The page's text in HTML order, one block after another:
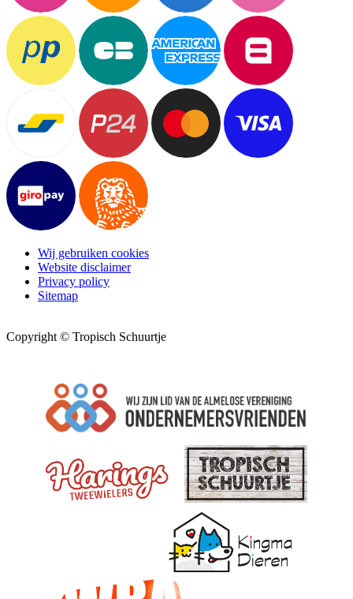
Wij gebruiken cookies
Website disclaimer
Privacy policy
Sitemap
Copyright © Tropisch Schuurtje